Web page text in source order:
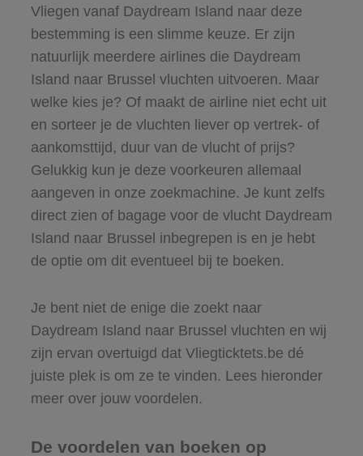
Vliegen vanaf Daydream Island naar deze
bestemming is een slimme keuze. Er zijn
natuurlijk meerdere airlines die Daydream
Island naar Brussel vluchten uitvoeren. Maar
welke kies je? Of maakt de airline niet echt uit
en sorteer je de vluchten liever op vertrek- of
aankomsttijd, duur van de vlucht of prijs?
Gelukkig kun je deze voorkeuren allemaal
aangeven in onze zoekmachine. Je kunt zelfs
direct zien of bagage voor de vlucht Daydream
Island naar Brussel inbegrepen is en je hebt
de optie om dit eventueel bij te boeken.
Je bent niet de enige die zoekt naar
Daydream Island naar Brussel vluchten en wij
zijn ervan overtuigd dat Vliegticktets.be dé
juiste plek is om ze te vinden. Lees hieronder
meer over jouw voordelen.
De voordelen van boeken op